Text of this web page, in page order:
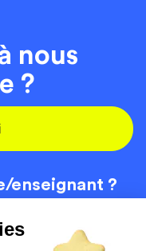
nous
?
enseignant ?